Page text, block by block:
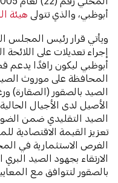
أبوظبي، والذي تتولى هيئة
إجراء تعديلات على اللائحة
أبوظبي ليكون رافدًا يدعم
المحافظة على موروث
الصيد بالصقور (الصقارة)
الأصيل لدى الأجيال
الصيد التقليدي ضمن
تعزيز القيمة الاقتصادية
الفرص الاستثمارية في
الارتقاء بجهود الصيد
بالصقور لتتوافق مع